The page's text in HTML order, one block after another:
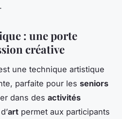
: une porte
créative
une technique artistique
parfaite pour les seniors
dans des activités
art permet aux participants